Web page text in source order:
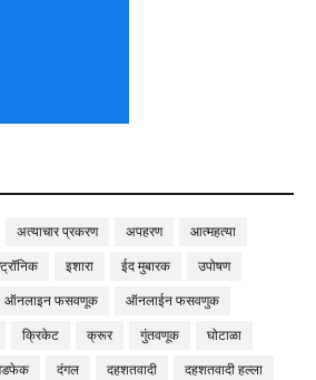
अत्याचार प्रकरण अपहरण
आत्महत्या
इशारा ईद मुबारक
उपोषण
ऑनलाइन फसवणूक
ऑनलाईन फसवणुक
क्रिकेट क्रूर गुंतवणूक
घोटाळा
दंगल दहशतवादी
दहशतवादी हल्ला